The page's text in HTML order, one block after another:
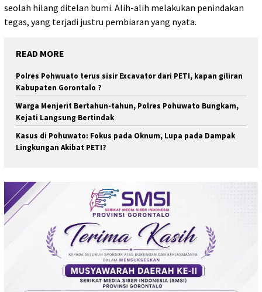
seolah hilang ditelan bumi. Alih-alih melakukan penindakan
tegas, yang terjadi justru pembiaran yang nyata.
READ MORE
Polres Pohwuato terus sisir Excavator dari PETI, kapan giliran
Kabupaten Gorontalo ?
Warga Menjerit Bertahun-tahun, Polres Pohuwato Bungkam,
Kejati Langsung Bertindak
Kasus di Pohuwato: Fokus pada Oknum, Lupa pada Dampak
Lingkungan Akibat PETI?